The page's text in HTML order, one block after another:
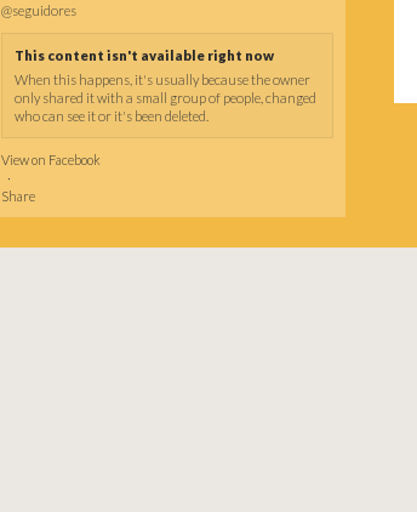
@seguidores
This content isn't available right now
When this happens, it's usually because the owner
only shared it with a small group of people, changed
who can see it or it's been deleted.
View on Facebook
·
Share